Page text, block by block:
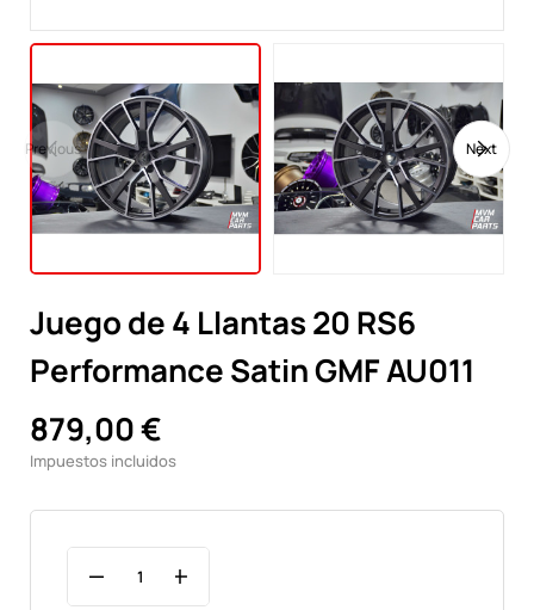
Previous Next
Juego de 4 Llantas 20 RS6
Performance Satin GMF AU011
879,00 €
Impuestos incluidos